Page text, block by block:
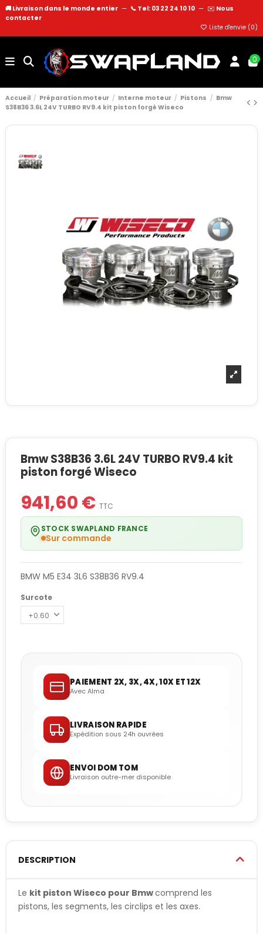
🚚 Livraison dans le monde entier — 📞 Tel: 03 22 24 10 10 — ✉️ Nous
contacter
Liste d'envie (0)
0
Accueil Préparation moteur Interne moteur Pistons
Bmw
S38B36 3.6L 24V TURBO RV9.4 kit piston forgé Wiseco
Bmw S38B36 3.6L 24V TURBO RV9.4 kit
piston forgé Wiseco
941,60 € TTC
STOCK SWAPLAND FRANCE
Sur commande
BMW M5 E34 3L6 S38B36 RV9.4
Surcote
PAIEMENT 2X, 3X, 4X, 10X ET 12X
Avec Alma
LIVRAISON RAPIDE
Expédition sous 24h ouvrées
ENVOI DOM TOM
Livraison outre-mer disponible
DESCRIPTION
Le kit piston Wiseco pour Bmwcomprend les
pistons, les segments, les circlips et les axes.